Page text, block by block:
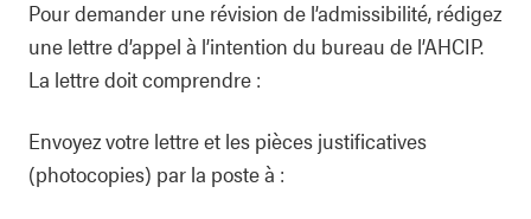
Pour demander une révision de l’admissibilité, rédigez
une lettre d’appel à l’intention du bureau de l’AHCIP.
La lettre doit comprendre :
Envoyez votre lettre et les pièces justificatives
(photocopies) par la poste à :